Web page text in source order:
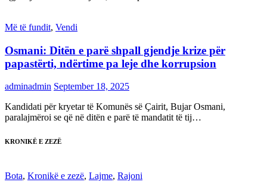
Më të fundit, Vendi
Osmani: Ditën e parë shpall gjendje krize për
papastërti, ndërtime pa leje dhe korrupsion
adminadmin September 18, 2025
Kandidati për kryetar të Komunës së Çairit, Bujar Osmani,
paralajmëroi se që në ditën e parë të mandatit të tij…
KRONIKË E ZEZË
Bota, Kronikë e zezë, Lajme, Rajoni